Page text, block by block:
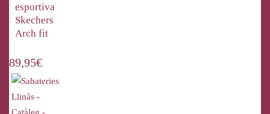
esportiva
Skechers
Arch fit
89,95€